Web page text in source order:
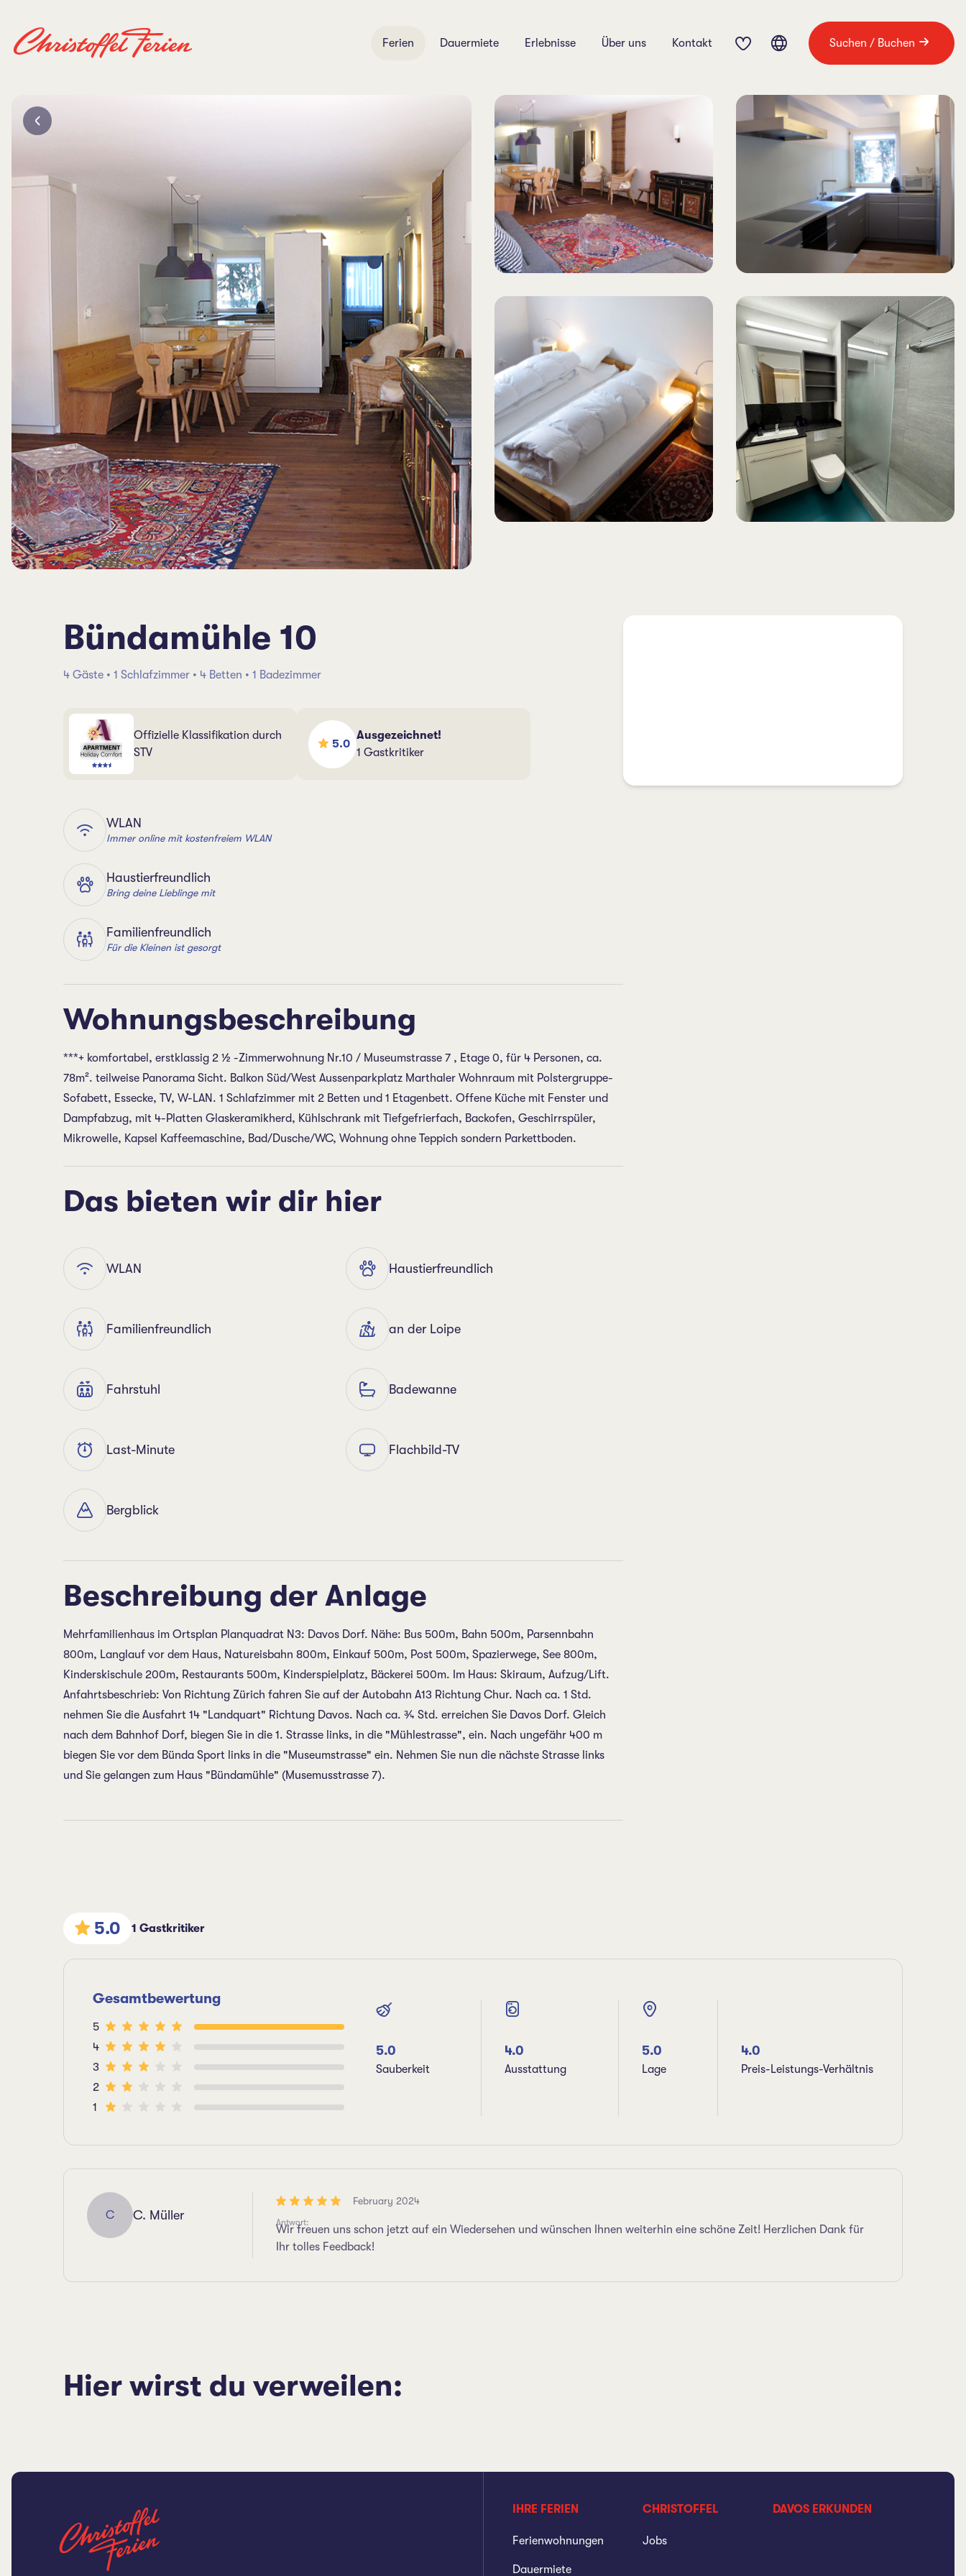
Ferien Dauermiete Erlebnisse Über uns Kontakt Suchen / Buchen
Bündamühle 10
4 Gäste • 1 Schlafzimmer • 4 Betten • 1 Badezimmer
Offizielle Klassifikation durch
STV
5.0
Ausgezeichnet!
1 Gastkritiker
WLAN
Immer online mit kostenfreiem WLAN
Haustierfreundlich
Bring deine Lieblinge mit
Familienfreundlich
Für die Kleinen ist gesorgt
Wohnungsbeschreibung
***+ komfortabel, erstklassig 2 ½ -Zimmerwohnung Nr.10 / Museumstrasse 7 , Etage 0, für 4 Personen, ca.
78m². teilweise Panorama Sicht. Balkon Süd/West Aussenparkplatz Marthaler Wohnraum mit Polstergruppe-
Sofabett, Essecke, TV, W-LAN. 1 Schlafzimmer mit 2 Betten und 1 Etagenbett. Offene Küche mit Fenster und
Dampfabzug, mit 4-Platten Glaskeramikherd, Kühlschrank mit Tiefgefrierfach, Backofen, Geschirrspüler,
Mikrowelle, Kapsel Kaffeemaschine, Bad/Dusche/WC, Wohnung ohne Teppich sondern Parkettboden.
Das bieten wir dir hier
WLAN Haustierfreundlich
Familienfreundlich an der Loipe
Fahrstuhl Badewanne
Last-Minute Flachbild-TV
Bergblick
Beschreibung der Anlage
Mehrfamilienhaus im Ortsplan Planquadrat N3: Davos Dorf. Nähe: Bus 500m, Bahn 500m, Parsennbahn
800m, Langlauf vor dem Haus, Natureisbahn 800m, Einkauf 500m, Post 500m, Spazierwege, See 800m,
Kinderskischule 200m, Restaurants 500m, Kinderspielplatz, Bäckerei 500m. Im Haus: Skiraum, Aufzug/Lift.
Anfahrtsbeschrieb: Von Richtung Zürich fahren Sie auf der Autobahn A13 Richtung Chur. Nach ca. 1 Std.
nehmen Sie die Ausfahrt 14 "Landquart" Richtung Davos. Nach ca. ¾ Std. erreichen Sie Davos Dorf. Gleich
nach dem Bahnhof Dorf, biegen Sie in die 1. Strasse links, in die "Mühlestrasse", ein. Nach ungefähr 400 m
biegen Sie vor dem Bünda Sport links in die "Museumstrasse" ein. Nehmen Sie nun die nächste Strasse links
und Sie gelangen zum Haus "Bündamühle" (Musemusstrasse 7).
5.0 1 Gastkritiker
Gesamtbewertung
5
4
3
2
1
5.0
Sauberkeit
4.0
Ausstattung
5.0
Lage
4.0
Preis-Leistungs-Verhältnis
C C. Müller
February 2024
Antwort:
Wir freuen uns schon jetzt auf ein Wiedersehen und wünschen Ihnen weiterhin eine schöne Zeit! Herzlichen Dank für
Ihr tolles Feedback!
Hier wirst du verweilen:
IHRE FERIEN
Ferienwohnungen
Dauermiete
CHRISTOFFEL
Jobs
DAVOS ERKUNDEN